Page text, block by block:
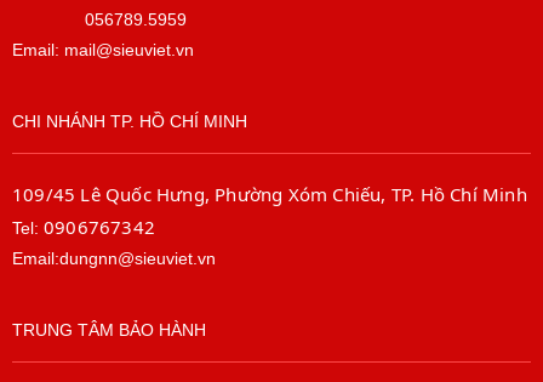
056789.5959
Email: mail@sieuviet.vn
CHI NHÁNH TP. HỒ CHÍ MINH
109/45 Lê Quốc Hưng, Phường Xóm Chiếu, TP. Hồ Chí Minh
Tel: 0906767342
Email:dungnn@sieuviet.vn
TRUNG TÂM BẢO HÀNH